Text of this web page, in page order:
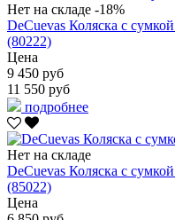
Нет на складе -18%
DeCuevas Коляска с
(80222)
Цена
9 450 руб
11 550 руб
подробнее
Нет на складе
DeCuevas Коляска с
(85022)
Цена